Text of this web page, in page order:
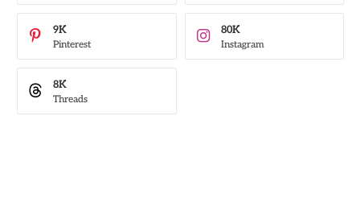
Pinterest
9K
Instagram
80K
Threads
8K